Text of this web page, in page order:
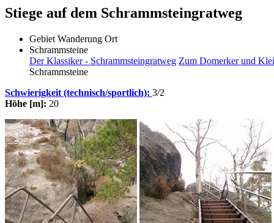
Stiege auf dem Schrammsteingratweg
Gebiet Wanderung Ort
Schrammsteine
Der Klassiker - Schrammsteingratweg Zum Domerker und
Schrammsteine
Schwierigkeit (technisch/sportlich): 3/2
Höhe [m]: 20